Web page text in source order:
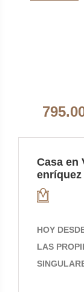
Casa en
enríquez
HOY
LAS